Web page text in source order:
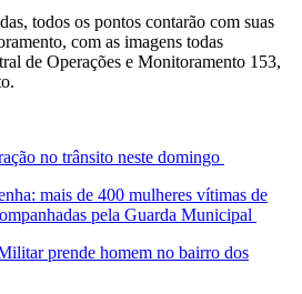
todos os pontos contarão com suas
com as imagens todas
de Operações e Monitoramento 153,
no trânsito neste domingo
mais de 400 mulheres vítimas de
pela Guarda Municipal
prende homem no bairro dos